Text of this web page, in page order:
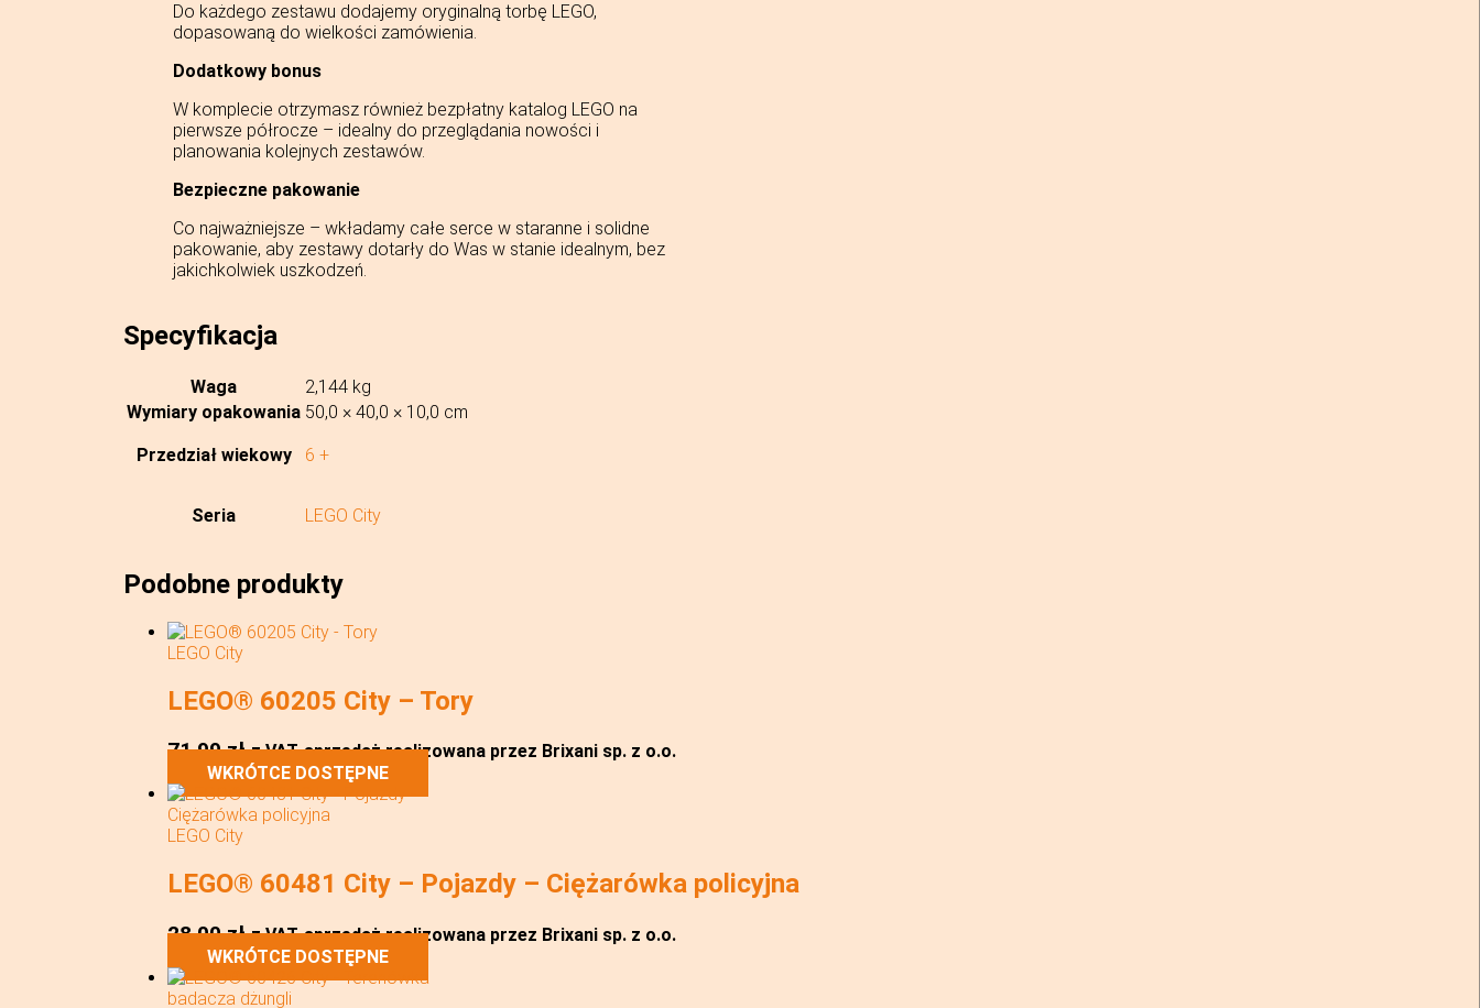
Do każdego zestawu dodajemy oryginalną torbę LEGO,
dopasowaną do wielkości zamówienia.
Dodatkowy bonus
W komplecie otrzymasz również bezpłatny katalog LEGO na
pierwsze półrocze – idealny do przeglądania nowości i
planowania kolejnych zestawów.
Bezpieczne pakowanie
Co najważniejsze – wkładamy całe serce w staranne i solidne
pakowanie, aby zestawy dotarły do Was w stanie idealnym, bez
jakichkolwiek uszkodzeń.
Specyfikacja
Waga
2,144 kg
Wymiary opakowania 50,0 × 40,0 × 10,0 cm
Przedział wiekowy 6 +
Seria LEGO City
Podobne produkty
LEGO City
LEGO® 60205 City – Tory
71,99zł z VAT sprzedaż realizowana przez Brixani sp. z o.o.
WKRÓTCE DOSTĘPNE
LEGO City
LEGO® 60481 City – Pojazdy – Ciężarówka policyjna
28,00zł z VAT sprzedaż realizowana przez Brixani sp. z o.o.
WKRÓTCE DOSTĘPNE